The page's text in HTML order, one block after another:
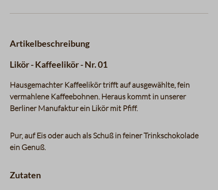
Artikelbeschreibung
Likör - Kaffeelikör - Nr. 01
Hausgemachter Kaffeelikör trifft auf ausgewählte, fein
vermahlene Kaffeebohnen. Heraus kommt in unserer
Berliner Manufaktur ein Likör mit Pfiff.
Pur, auf Eis oder auch als Schuß in feiner Trinkschokolade
ein Genuß.
Zutaten